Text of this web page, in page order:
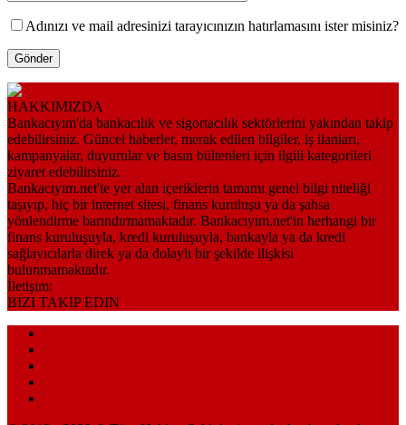
Adınızı ve mail adresinizi tarayıcınızın hatırlamasını ister misiniz?
HAKKIMIZDA
Bankacıyım'da bankacılık ve sigortacılık sektörlerini yakından takip
edebilirsiniz. Güncel haberler, merak edilen bilgiler, iş ilanları,
kampanyalar, duyurular ve basın bültenleri için ilgili kategorileri
ziyaret edebilirsiniz.
Bankacıyım.net'te yer alan içeriklerin tamamı genel bilgi niteliği
taşıyıp, hiç bir internet sitesi, finans kuruluşu ya da şahsa
yönlendirme barındırmamaktadır. Bankacıyım.net'in herhangi bir
finans kuruluşuyla, kredi kuruluşuyla, bankayla ya da kredi
sağlayıcılarla direk ya da dolaylı bir şekilde ilişkisi
bulunmamaktadır.
İletişim:
BIZI TAKIP EDIN